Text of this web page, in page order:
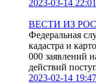
2023-03-14
ВЕСТИ ИЗ
Федеральная
кадастра и
000 заявлений
действий
2023-02-14